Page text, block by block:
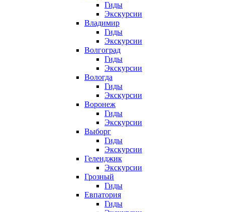
Гиды
Экскурсии
Владимир
Гиды
Экскурсии
Волгоград
Гиды
Экскурсии
Вологда
Гиды
Экскурсии
Воронеж
Гиды
Экскурсии
Выборг
Гиды
Экскурсии
Геленджик
Экскурсии
Грозный
Гиды
Евпатория
Гиды